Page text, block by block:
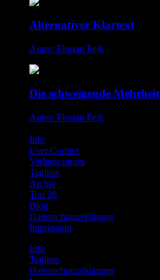
Alternativer Klartext
Autor: Florian Fejk
Die schweigende Mehrheit
Autor: Florian Fejk
Info
User Comics
Verlagscomics
Tagliste
Archiv
Top 20
Blog
Datenschutzerklärung
Impressum
Info
Tagliste
Datenschutzerklärung